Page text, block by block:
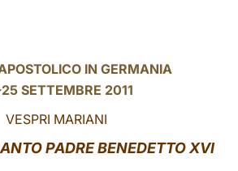
中文
IN GERMANIA
SETTEMBRE 2011
VESPRI MARIANI
PADRE BENEDETTO XVI